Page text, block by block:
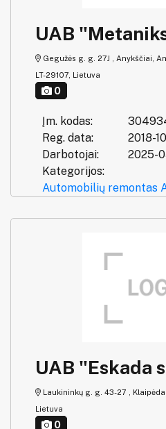
UAB
Gegužės g. g. 27J , Anykščiai,
LT-29107, Lietuva
0
Įm. kodas:
Reg. data:
2018-
Darbotojai:
2025-
Kategorijos:
Automobilių remontas
UAB "Eskada
Laukininkų g. g. 43-27 ,
Lietuva
0